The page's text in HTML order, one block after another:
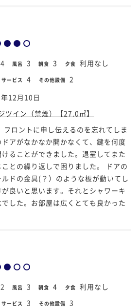
4 風呂 3 朝食 3 夕食 利用なし
ービス 4 その他設備 2
12月10日
ツイン（禁煙）【27.0㎡】
フロントに申し伝えるのを忘れてしま
アがなかなか開かなくて、鍵を何度
ることができました。退室してまた
との繰り返しで困りました。 ドアの
ドの金具(？）のような板が動いてし
良いと思います。それとシャワーキ
した。お部屋は広くとても良かった
2 風呂 3 朝食 4 夕食 利用なし
ービス 3 その他設備 3